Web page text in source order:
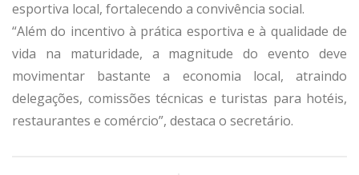
esportiva local, fortalecendo a convivência social.
“Além do incentivo à prática esportiva e à qualidade de
vida na maturidade, a magnitude do evento deve
movimentar bastante a economia local, atraindo
delegações, comissões técnicas e turistas para hotéis,
restaurantes e comércio”, destaca o secretário.